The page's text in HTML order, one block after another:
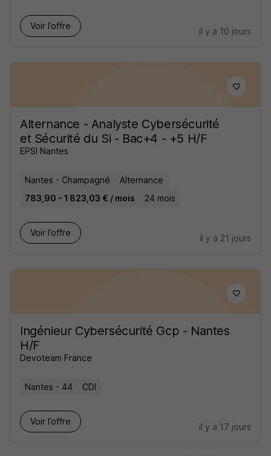
Voir l’offre
il y a 10 jours
Alternance - Analyste Cybersécurité
et Sécurité du Si - Bac+4 - +5 H/F
EPSI Nantes
Nantes - Champagné
Alternance
783,90 - 1 823,03 € / mois
24 mois
Voir l’offre
il y a 21 jours
Ingénieur Cybersécurité Gcp - Nantes
H/F
Devoteam France
Nantes - 44 CDI
Voir l’offre
il y a 17 jours